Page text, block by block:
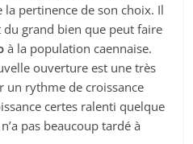
pertinence de son choix. Il
grand bien que peut faire
à la population caennaise.
ouverture est une très
un rythme de croissance
certes ralenti quelque
pas beaucoup tardé à